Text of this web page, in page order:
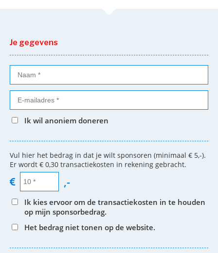
Je gegevens
Ik wil anoniem doneren
Vul hier het bedrag in dat je wilt sponsoren (minimaal € 5,-).
Er wordt € 0,30 transactiekosten in rekening gebracht.
,-
Ik kies ervoor om de transactiekosten in te houden
op mijn sponsorbedrag.
Het bedrag niet tonen op de website.